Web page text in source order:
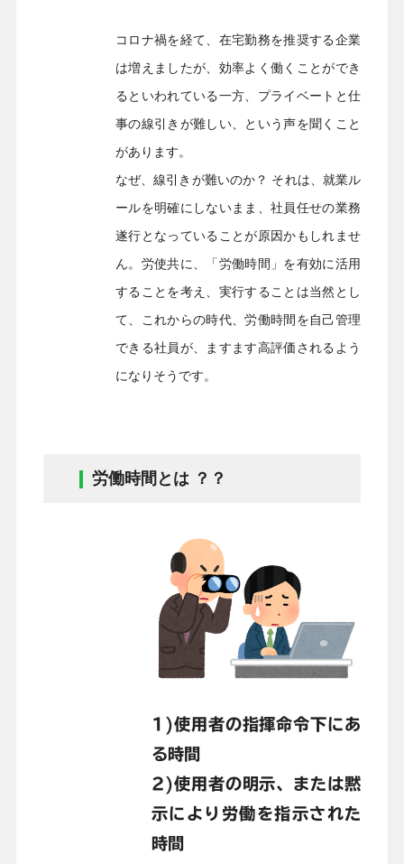
コロナ禍を経て、在宅勤務を推奨する企業
は増えましたが、効率よく働くことができ
るといわれている一方、プライベートと仕
事の線引きが難しい、という声を聞くこと
があります。
なぜ、線引きが難いのか？ それは、就業ル
ールを明確にしないまま、社員任せの業務
遂行となっていることが原因かもしれませ
ん。労使共に、「労働時間」を有効に活用
することを考え、実行することは当然とし
て、これからの時代、労働時間を自己管理
できる社員が、ますます高評価されるよう
になりそうです。
労働時間とは ？？
1)使用者の指揮命令下にあ
る時間
2)使用者の明示、または黙
示により労働を指示された
時間